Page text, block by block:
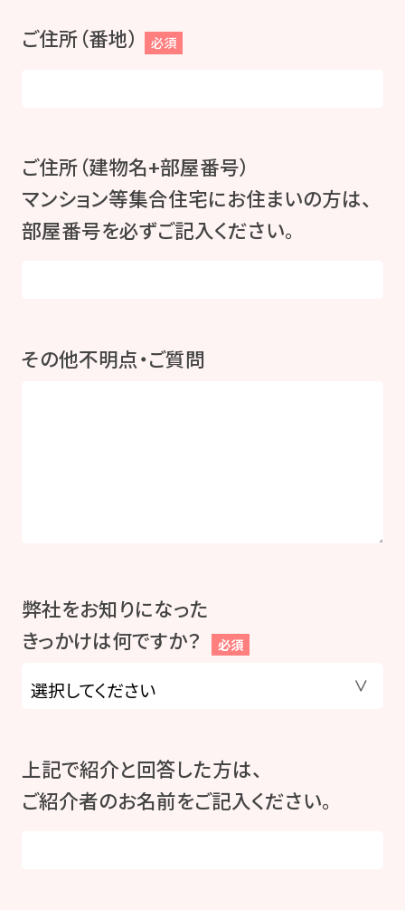
ご住所（番地） 必須
ご住所（建物名+部屋番号）
マンション等集合住宅にお住まいの方は、
部屋番号を必ずご記入ください。
その他不明点・ご質問
弊社をお知りになった
きっかけは何ですか？
必須
上記で紹介と回答した方は、
ご紹介者のお名前をご記入ください。